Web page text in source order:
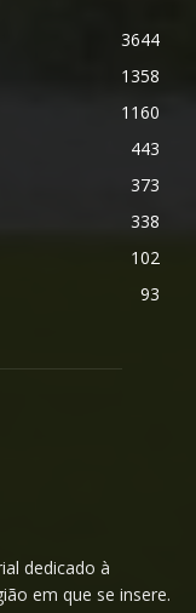
3644
1358
1160
443
373
338
102
93
dedicado à
em que se insere.